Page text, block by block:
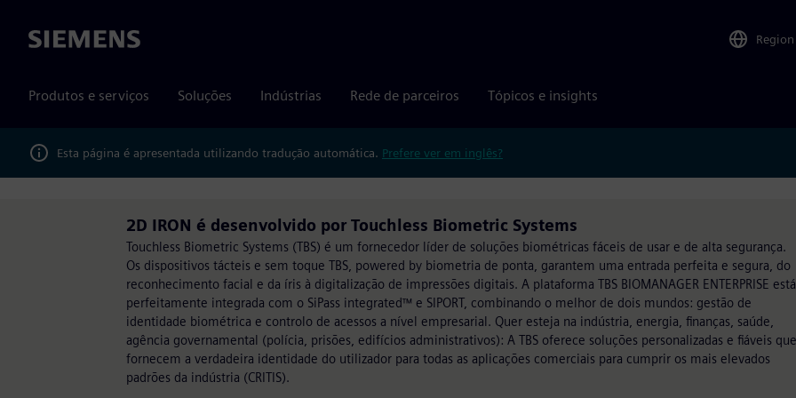
Siemens Region
Produtos e serviços Soluções Indústrias Rede de parceiros Tópicos e insights
Esta página é apresentada utilizando tradução automática. Prefere ver em inglês?
2D IRON é desenvolvido por Touchless Biometric Systems
Touchless Biometric Systems (TBS) é um fornecedor líder de soluções biométricas fáceis de usar e de alta segurança.
Os dispositivos tácteis e sem toque TBS, powered by biometria de ponta, garantem uma entrada perfeita e segura, do
reconhecimento facial e da íris à digitalização de impressões digitais. A plataforma TBS BIOMANAGER ENTERPRISE está
perfeitamente integrada com o SiPass integrated™ e SIPORT, combinando o melhor de dois mundos: gestão de
identidade biométrica e controlo de acessos a nível empresarial. Quer esteja na indústria, energia, finanças, saúde,
agência governamental (polícia, prisões, edifícios administrativos): A TBS oferece soluções personalizadas e fiáveis que
fornecem a verdadeira identidade do utilizador para todas as aplicações comerciais para cumprir os mais elevados
padrões da indústria (CRITIS).